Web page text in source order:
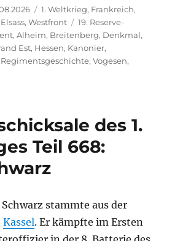
Kategorien
1. Weltkrieg, Frankreich,
,Westfront Schlagwörter
19. Reserve-
,Alheim, Breitenberg, Denkmal,
Est, Hessen, Kanonier,
Regimentsgeschichte,Vogesen,
des 1.
Teil 668:
stammte aus der
Kassel. Er kämpfte im Ersten